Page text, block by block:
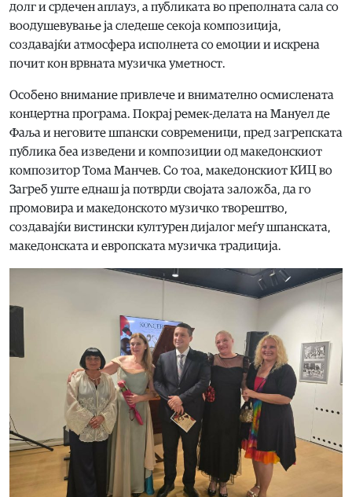
долг и срдечен аплауз, а публиката во преполната сала со
воодушевување ја следеше секоја композиција,
создавајќи атмосфера исполнета со емоции и искрена
почит кон врвната музичка уметност.
Особено внимание привлече и внимателно осмислената
концертна програма. Покрај ремек-делата на Мануел де
Фаља и неговите шпански современици, пред загрепската
публика беа изведени и композиции од македонскиот
композитор Тома Манчев. Со тоа, македонскиот КИЦ во
Загреб уште еднаш ја потврди својата заложба, да го
промовира и македонското музичко творештво,
создавајќи вистински културен дијалог меѓу шпанската,
македонската и европската музичка традиција.